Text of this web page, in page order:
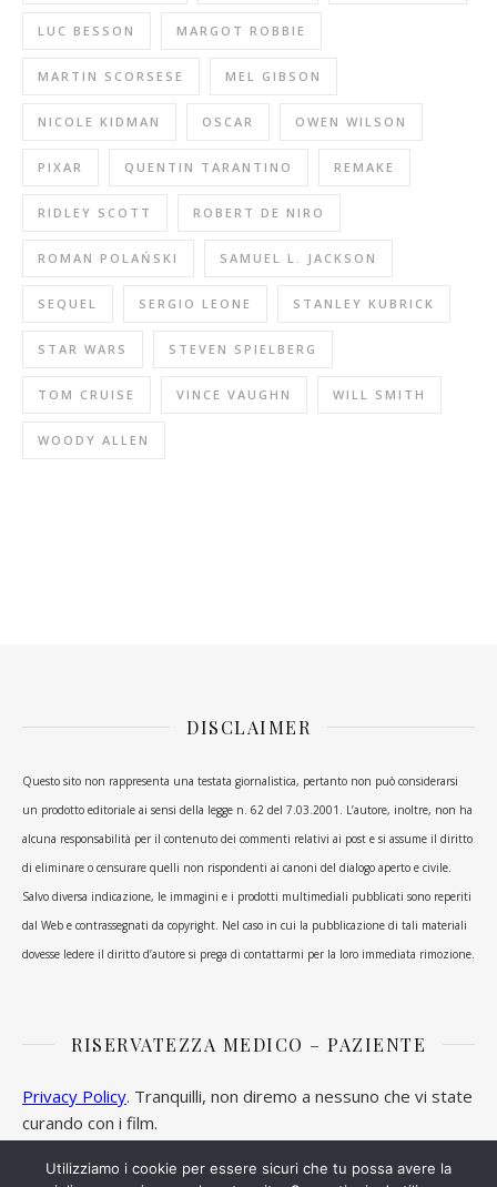
LUC BESSON MARGOT ROBBIE
MARTIN SCORSESE MEL GIBSON
NICOLE KIDMAN OSCAR OWEN WILSON
PIXAR QUENTIN TARANTINO REMAKE
RIDLEY SCOTT ROBERT DE NIRO
ROMAN POLAŃSKI SAMUEL L. JACKSON
SEQUEL SERGIO LEONE STANLEY KUBRICK
STAR WARS STEVEN SPIELBERG
TOM CRUISE VINCE VAUGHN WILL SMITH
WOODY ALLEN
DISCLAIMER
Questo sito non rappresenta una testata giornalistica, pertanto non può considerarsi
un prodotto editoriale ai sensi della legge n. 62 del 7.03.2001. L’autore, inoltre, non ha
alcuna responsabilità per il contenuto dei commenti relativi ai post e si assume il diritto
di eliminare o censurare quelli non rispondenti ai canoni del dialogo aperto e civile.
Salvo diversa indicazione, le immagini e i prodotti multimediali pubblicati sono reperiti
dal Web e contrassegnati da copyright. Nel caso in cui la pubblicazione di tali materiali
dovesse ledere il diritto d’autore si prega di contattarmi per la loro immediata rimozione.
RISERVATEZZA MEDICO – PAZIENTE
Privacy Policy. Tranquilli, non diremo a nessuno che vi state
curando con i film.
Utilizziamo i cookie per essere sicuri che tu possa avere la